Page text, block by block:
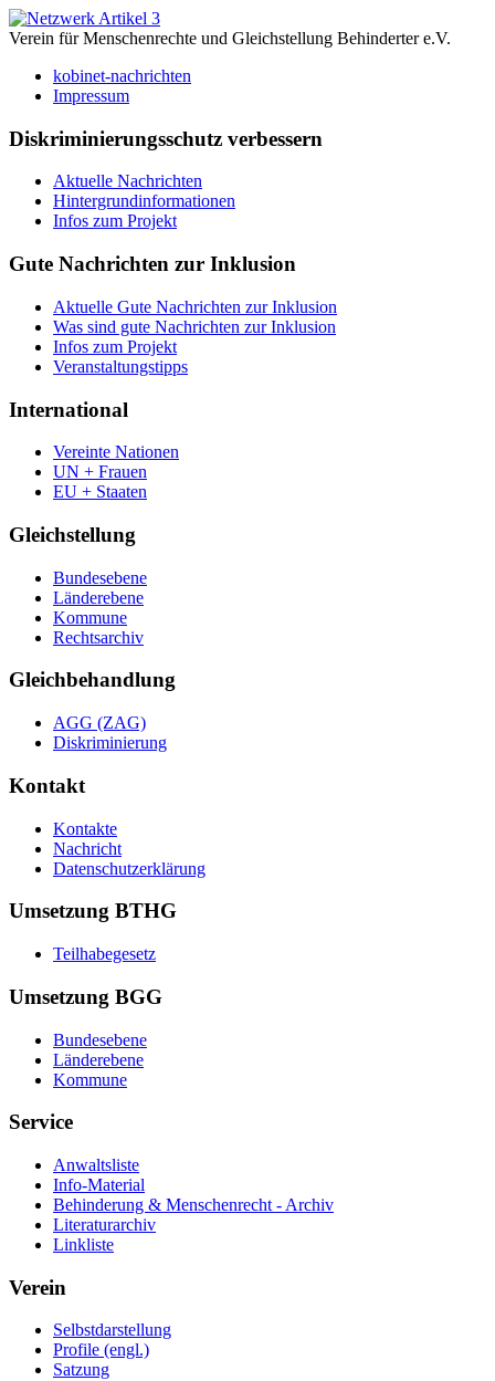
Verein für Menschenrechte und Gleichstellung Behinderter e.V.
kobinet-nachrichten
Impressum
Diskriminierungsschutz verbessern
Aktuelle Nachrichten
Hintergrundinformationen
Infos zum Projekt
Gute Nachrichten zur Inklusion
Aktuelle Gute Nachrichten zur Inklusion
Was sind gute Nachrichten zur Inklusion
Infos zum Projekt
Veranstaltungstipps
International
Vereinte Nationen
UN + Frauen
EU + Staaten
Gleichstellung
Bundesebene
Länderebene
Kommune
Rechtsarchiv
Gleichbehandlung
AGG (ZAG)
Diskriminierung
Kontakt
Kontakte
Nachricht
Datenschutzerklärung
Umsetzung BTHG
Teilhabegesetz
Umsetzung BGG
Bundesebene
Länderebene
Kommune
Service
Anwaltsliste
Info-Material
Behinderung & Menschenrecht - Archiv
Literaturarchiv
Linkliste
Verein
Selbstdarstellung
Profile (engl.)
Satzung